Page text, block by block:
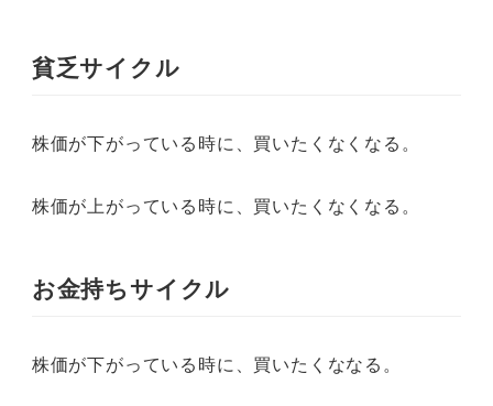
貧乏サイクル
株価が下がっている時に、買いたくなくなる。
株価が上がっている時に、買いたくなくなる。
お金持ちサイクル
株価が下がっている時に、買いたくななる。